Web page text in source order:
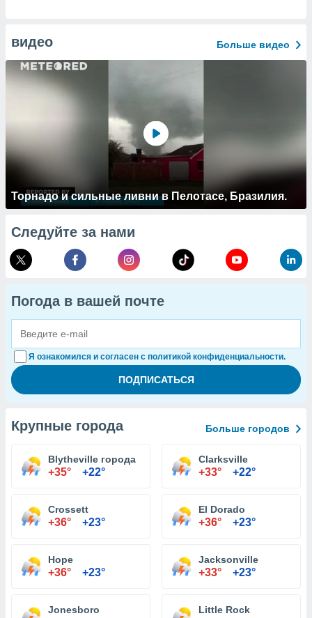
видео Больше видео
Торнадо и сильные ливни в Пелотасе, Бразилия.
Следуйте за нами
Погода в вашей почте
Я ознакомился и согласен с политикой конфиденциальности.
Крупные города Больше городов
Blytheville города
+35° +22°
Clarksville
+33° +22°
Crossett
+36° +23°
El Dorado
+36° +23°
Hope
+36° +23°
Jacksonville
+33° +23°
Jonesboro Little Rock